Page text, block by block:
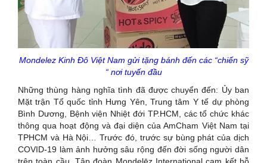
Mondelez Kinh Đô Việt Nam gửi tặng bánh đến các “chiến sỹ
“ nơi tuyến đầu
Những thùng hàng nghĩa tình đã được chuyển đến: Ủy ban
Mặt trận Tổ quốc tỉnh Hưng Yên, Trung tâm Y tế dự phòng
Bình Dương, Bệnh viện Nhiệt đới TP.HCM, các tổ chức khác
thông qua hoạt động và đại diện của AmCham Việt Nam tại
TPHCM và Hà Nội…Trước đó, trước sự bùng phát của dịch
COVID-19 làm ảnh hưởng sâu rộng đến đời sống người dân